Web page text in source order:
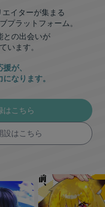
イターが集まる
プラットフォーム。
との出会いが
います。
が、
なります。
はこちら
設はこちら